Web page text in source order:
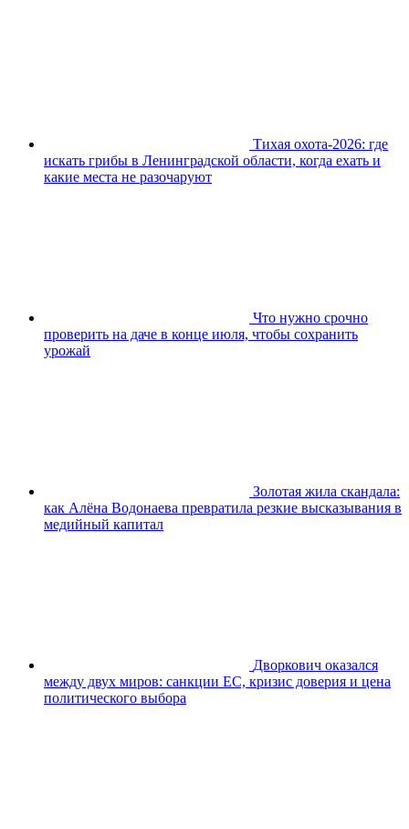
Тихая охота-2026: где
искать грибы в Ленинградской области, когда ехать и
какие места не разочаруют
Что нужно срочно
проверить на даче в конце июля, чтобы сохранить
урожай
Золотая жила скандала:
как Алёна Водонаева превратила резкие высказывания в
медийный капитал
Дворкович оказался
между двух миров: санкции ЕС, кризис доверия и цена
политического выбора